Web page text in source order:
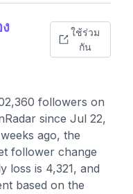
ใช้ร่วม
กัน
followers on
since Jul 22,
ago, the
follower change
loss is 4,321, and
based on the